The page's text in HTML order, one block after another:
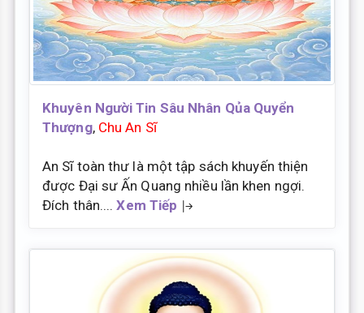
Khuyên Người Tin Sâu Nhân Qủa Quyển
Thượng, Chu An Sĩ
An Sĩ toàn thư là một tập sách khuyến thiện
được Đại sư Ấn Quang nhiều lần khen ngợi.
Đích thân....Xem Tiếp